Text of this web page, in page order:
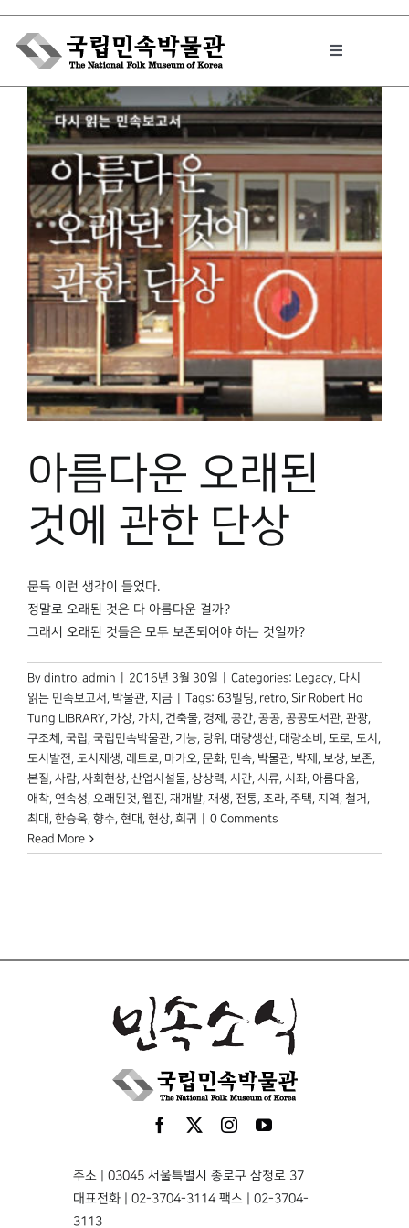
Skip
content
Toggle
박물관에서는
민속이야기
민속 인사이드
원문보기 PDF
박물관 홈페이지
아름다운 오래된
것에 관한 단상
문득 이런 생각이 들었다.
정말로 오래된 것은 다 아름다운 걸까?
그래서 오래된 것들은 모두 보존되어야 하는 것일까?
By dintro_admin 2016년 3월 30일 Categories: Legacy, 다시
읽는 민속보고서 , 박물관, 지금 Tags: 63빌딩, retro, Sir Robert Ho
Tung LIBRARY, 가상, 가치 , 건축물, 경제 , 공간, 공공, 공공도서관, 관광,
구조체 , 국립, 국립민속박물관, 기능, 당위 , 대량생산, 대량소비 , 도로, 도시 ,
도시발전, 도시재생, 레트로, 마카오, 문화, 민속, 박물관, 박제 , 보상, 보존,
본질, 사람, 사회현상, 산업시설물, 상상력, 시간, 시류, 시좌, 아름다움,
애착, 연속성, 오래된것, 웹진, 재개발, 재생, 전통, 조라, 주택, 지역, 철거 ,
최대 , 한승욱, 향수, 현대 , 현상, 회귀
0 Comments
Read More
주소 | 03045 서울특별시 종로구 삼청로 37
대표전화 | 02-3704-3114 팩스 | 02-3704-
3113